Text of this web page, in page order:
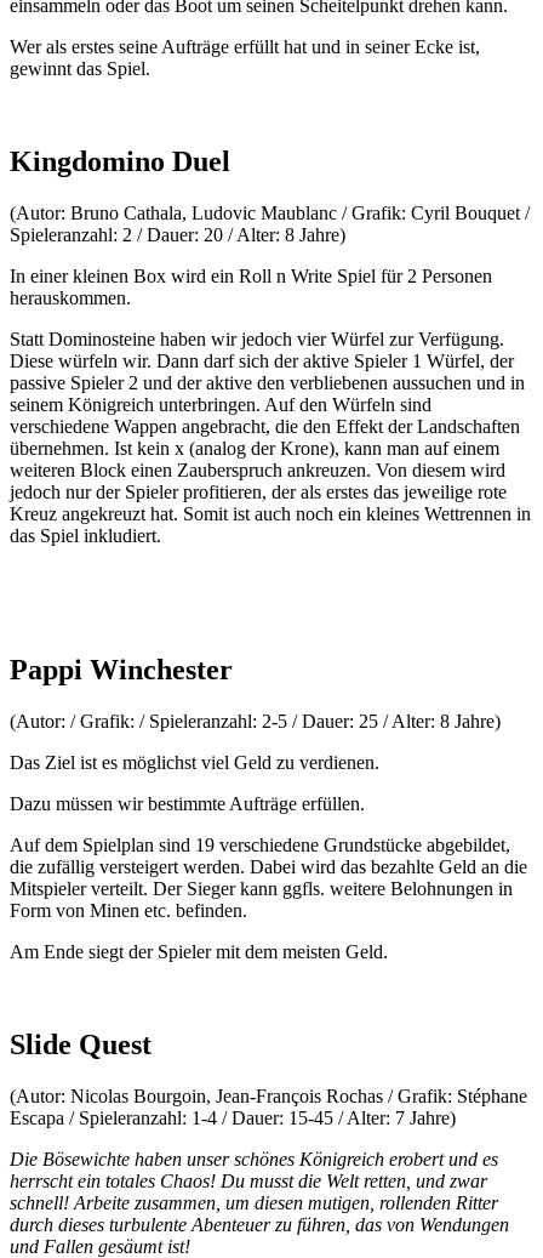
einsammeln oder das Boot um seinen Scheitelpunkt drehen kann.
Wer als erstes seine Aufträge erfüllt hat und in seiner Ecke ist,
gewinnt das Spiel.
Kingdomino Duel
(Autor: Bruno Cathala, Ludovic Maublanc / Grafik: Cyril Bouquet /
Spieleranzahl: 2 / Dauer: 20 / Alter: 8 Jahre)
In einer kleinen Box wird ein Roll n Write Spiel für 2 Personen
herauskommen.
Statt Dominosteine haben wir jedoch vier Würfel zur Verfügung.
Diese würfeln wir. Dann darf sich der aktive Spieler 1 Würfel, der
passive Spieler 2 und der aktive den verbliebenen aussuchen und in
seinem Königreich unterbringen. Auf den Würfeln sind
verschiedene Wappen angebracht, die den Effekt der Landschaften
übernehmen. Ist kein x (analog der Krone), kann man auf einem
weiteren Block einen Zauberspruch ankreuzen. Von diesem wird
jedoch nur der Spieler profitieren, der als erstes das jeweilige rote
Kreuz angekreuzt hat. Somit ist auch noch ein kleines Wettrennen in
das Spiel inkludiert.
Pappi Winchester
(Autor: / Grafik: / Spieleranzahl: 2-5 / Dauer: 25 / Alter: 8 Jahre)
Das Ziel ist es möglichst viel Geld zu verdienen.
Dazu müssen wir bestimmte Aufträge erfüllen.
Auf dem Spielplan sind 19 verschiedene Grundstücke abgebildet,
die zufällig versteigert werden. Dabei wird das bezahlte Geld an die
Mitspieler verteilt. Der Sieger kann ggfls. weitere Belohnungen in
Form von Minen etc. befinden.
Am Ende siegt der Spieler mit dem meisten Geld.
Slide Quest
(Autor: Nicolas Bourgoin, Jean-François Rochas / Grafik: Stéphane
Escapa / Spieleranzahl: 1-4 / Dauer: 15-45 / Alter: 7 Jahre)
Die Bösewichte haben unser schönes Königreich erobert und es
herrscht ein totales Chaos! Du musst die Welt retten, und zwar
schnell! Arbeite zusammen, um diesen mutigen, rollenden Ritter
durch dieses turbulente Abenteuer zu führen, das von Wendungen
und Fallen gesäumt ist!